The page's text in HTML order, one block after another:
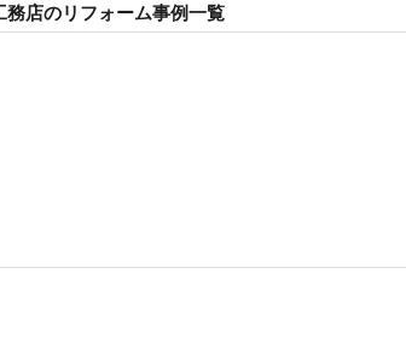
店のリフォーム事例一覧